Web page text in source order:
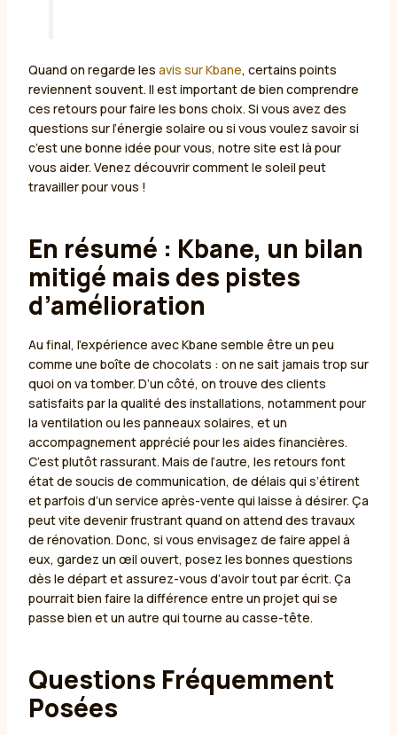
Quand on regarde les avis sur Kbane, certains points
reviennent souvent. Il est important de bien comprendre
ces retours pour faire les bons choix. Si vous avez des
questions sur l’énergie solaire ou si vous voulez savoir si
c’est une bonne idée pour vous, notre site est là pour
vous aider. Venez découvrir comment le soleil peut
travailler pour vous !
En résumé : Kbane, un bilan
mitigé mais des pistes
d’amélioration
Au final, l’expérience avec Kbane semble être un peu
comme une boîte de chocolats : on ne sait jamais trop sur
quoi on va tomber. D’un côté, on trouve des clients
satisfaits par la qualité des installations, notamment pour
la ventilation ou les panneaux solaires, et un
accompagnement apprécié pour les aides financières.
C’est plutôt rassurant. Mais de l’autre, les retours font
état de soucis de communication, de délais qui s’étirent
et parfois d’un service après-vente qui laisse à désirer. Ça
peut vite devenir frustrant quand on attend des travaux
de rénovation. Donc, si vous envisagez de faire appel à
eux, gardez un œil ouvert, posez les bonnes questions
dès le départ et assurez-vous d’avoir tout par écrit. Ça
pourrait bien faire la différence entre un projet qui se
passe bien et un autre qui tourne au casse-tête.
Questions Fréquemment
Posées